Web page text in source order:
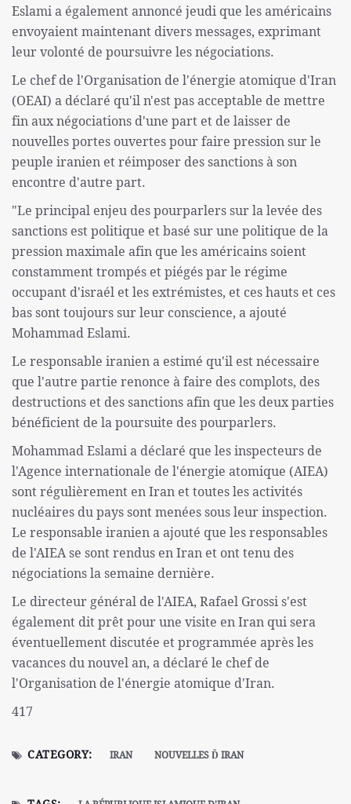
Eslami a également annoncé jeudi que les américains
envoyaient maintenant divers messages, exprimant
leur volonté de poursuivre les négociations.
Le chef de l'Organisation de l'énergie atomique d'Iran
(OEAI) a déclaré qu'il n'est pas acceptable de mettre
fin aux négociations d'une part et de laisser de
nouvelles portes ouvertes pour faire pression sur le
peuple iranien et réimposer des sanctions à son
encontre d'autre part.
"Le principal enjeu des pourparlers sur la levée des
sanctions est politique et basé sur une politique de la
pression maximale afin que les américains soient
constamment trompés et piégés par le régime
occupant d'israél et les extrémistes, et ces hauts et ces
bas sont toujours sur leur conscience, a ajouté
Mohammad Eslami.
Le responsable iranien a estimé qu'il est nécessaire
que l'autre partie renonce à faire des complots, des
destructions et des sanctions afin que les deux parties
bénéficient de la poursuite des pourparlers.
Mohammad Eslami a déclaré que les inspecteurs de
l'Agence internationale de l'énergie atomique (AIEA)
sont régulièrement en Iran et toutes les activités
nucléaires du pays sont menées sous leur inspection.
Le responsable iranien a ajouté que les responsables
de l'AIEA se sont rendus en Iran et ont tenu des
négociations la semaine dernière.
Le directeur général de l'AIEA, Rafael Grossi s'est
également dit prêt pour une visite en Iran qui sera
éventuellement discutée et programmée après les
vacances du nouvel an, a déclaré le chef de
l'Organisation de l'énergie atomique d'Iran.
417
CATEGORY: IRAN NOUVELLES Ď IRAN